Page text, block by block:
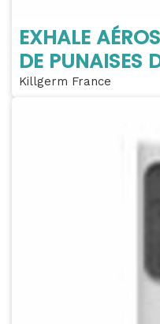
EXHALE
DE PUNAISES
Killgerm France